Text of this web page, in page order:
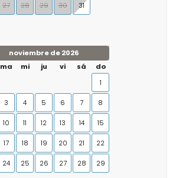
27 28 29 30 31
noviembre de 2026
ma mi ju vi sá
do
1
3 4 5 6 7 8
10 11 12 13 14 15
17 18 19 20 21 22
24 25 26 27 28 29